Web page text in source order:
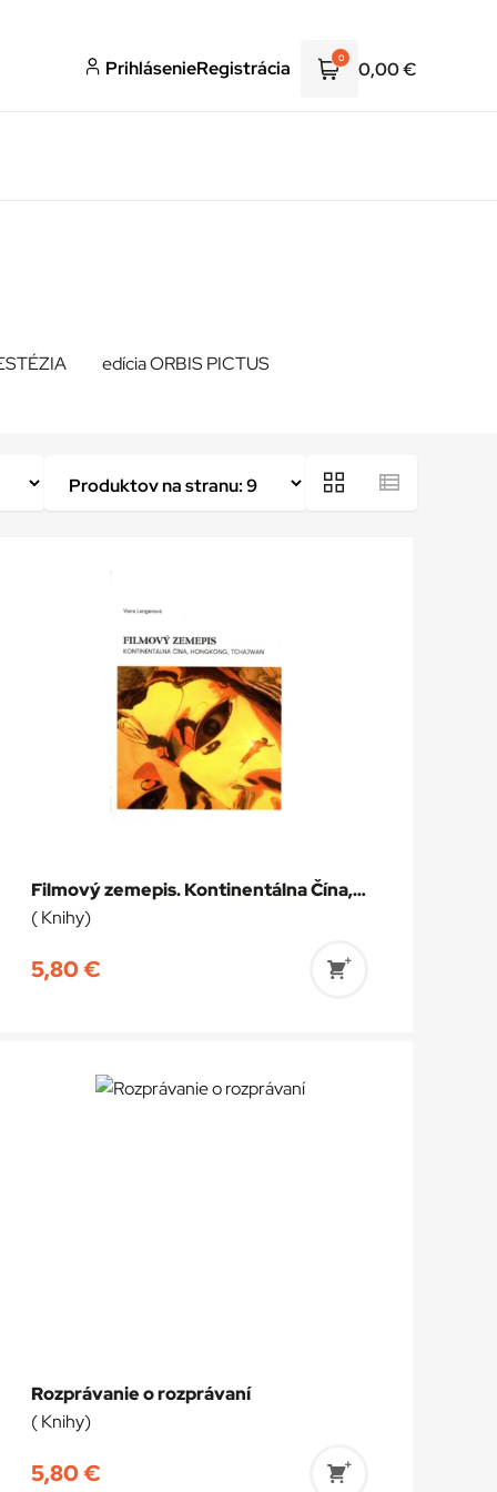
PrihlásenieRegistrácia 0 0,00€
edícia ORBIS PICTUS
Filmový zemepis. Kontinentálna Čína, Hongkong, Tchajwan
( Knihy)
5,80€
Pridať
Rozprávanie o rozprávaní
( Knihy)
5,80€